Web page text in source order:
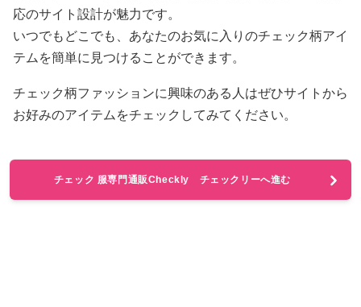
応のサイト設計が魅力です。
いつでもどこでも、あなたのお気に入りのチェック柄アイ
テムを簡単に見つけることができます。
チェック柄ファッションに興味のある人はぜひサイトから
お好みのアイテムをチェックしてみてください。
チェック 服専門通販Checkly チェックリーへ進む